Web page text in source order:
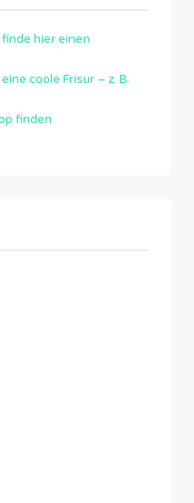
hier einen
coole Frisur – z. B.
finden